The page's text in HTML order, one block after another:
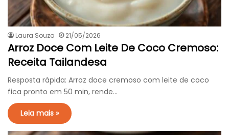
Laura Souza 21/05/2026
Arroz Doce Com Leite De Coco Cremoso:
Receita Tailandesa
Resposta rápida: Arroz doce cremoso com leite de coco
fica pronto em 50 min, rende…
Leia mais »